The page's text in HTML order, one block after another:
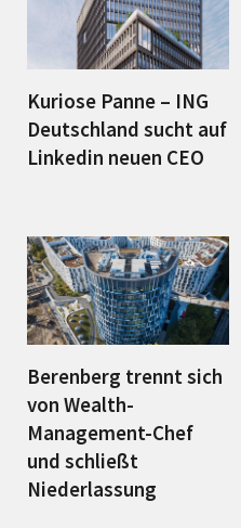
Kuriose Panne – ING
Deutschland sucht auf
Linkedin neuen CEO
Berenberg trennt sich
von Wealth-
Management-Chef
und schließt
Niederlassung